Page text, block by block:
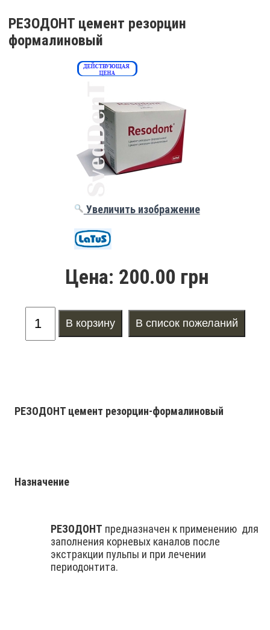
РЕЗОДОНТ цемент резорцин
формалиновый
Увеличить изображение
Цена: 200.00 грн
РЕЗОДОНТ цемент резорцин-формалиновый
Назначение
РЕЗОДОНТ предназначен к применению для
заполнения корневых каналов после
экстракции пульпы и при лечении
периодонтита.